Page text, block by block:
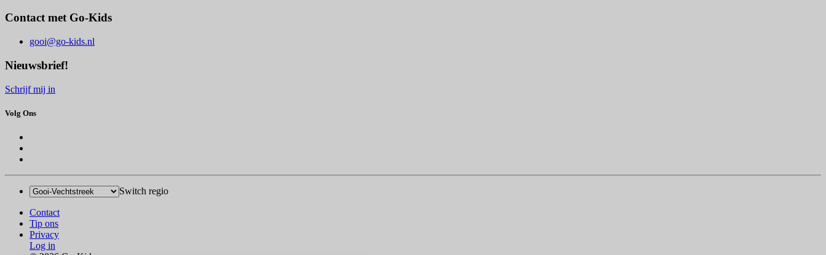
Contact met Go-Kids
gooi@go-kids.nl
Nieuwsbrief!
Schrijf mij in
Volg Ons
Switch regio
Contact
Tip ons
Privacy
Log in